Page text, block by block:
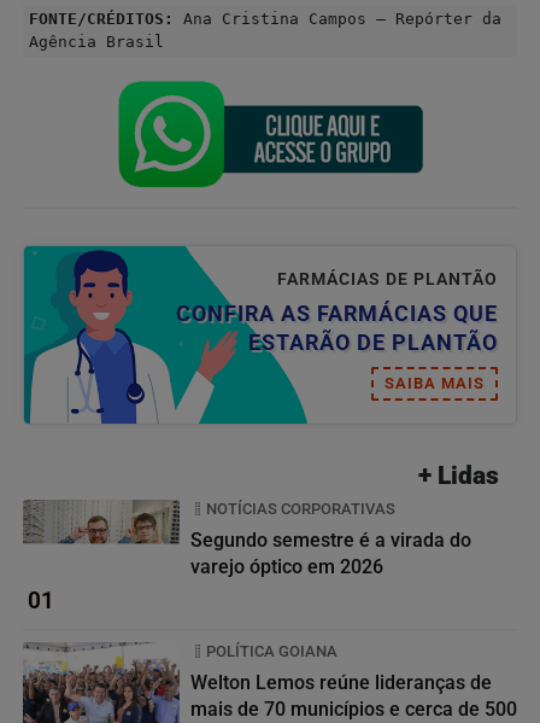
FONTE/CRÉDITOS:
Ana Cristina Campos – Repórter da
Agência Brasil
FARMÁCIAS DE PLANTÃO
CONFIRA AS FARMÁCIAS QUE
ESTARÃO DE PLANTÃO
SAIBA MAIS
+ Lidas
01
NOTÍCIAS CORPORATIVAS
Segundo semestre é a virada do
varejo óptico em 2026
POLÍTICA GOIANA
Welton Lemos reúne lideranças de
mais de 70 municípios e cerca de 500